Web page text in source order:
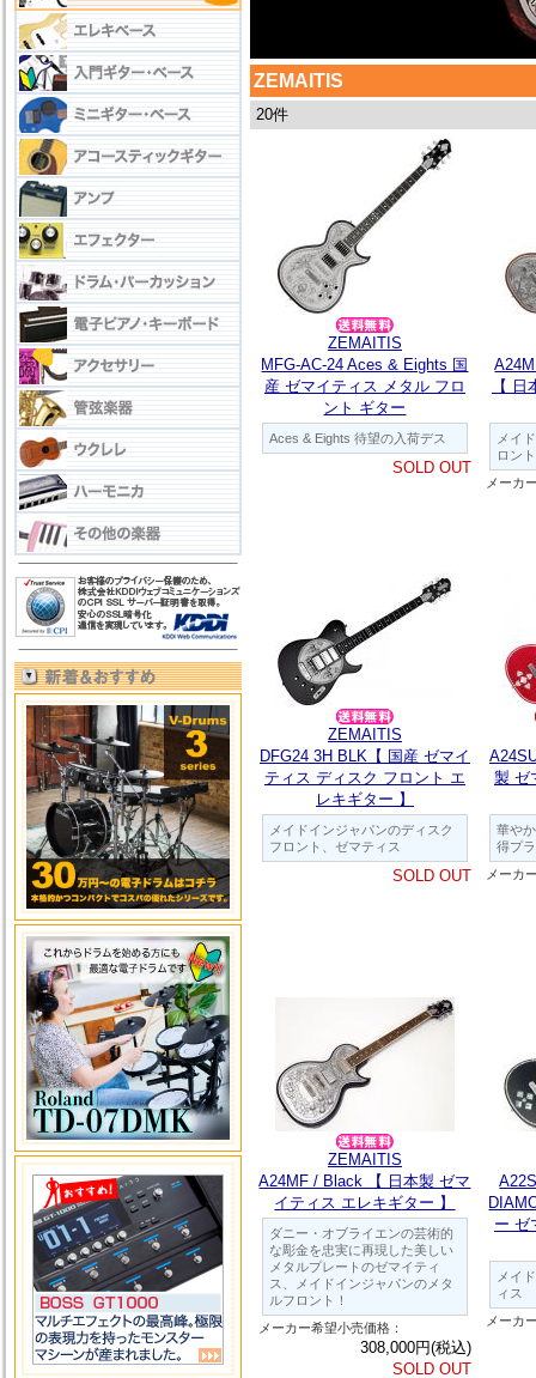
ZEMAITIS
20件
ZEMAITIS
MFG-AC-24 Aces & Eights 国
産 ゼマイティス メタル フロ
ント ギター
Aces & Eights 待望の入荷デス
SOLD OUT
【
メイ
ロン
メーカ
ZEMAITIS
DFG24 3H BLK【 国産 ゼマイ
ティス ディスク フロント エ
レキギター 】
メイドインジャパンのディスク
フロント、ゼマティス
SOLD OUT
製 ゼ
華や
得プ
メーカ
ZEMAITIS
A24MF / Black 【 日本製 ゼマ
イティス エレキギター 】
ダニー・オブライエンの芸術的
な彫金を忠実に再現した美しい
メタルプレートのゼマイティ
ス、メイドインジャパンのメタ
ルフロント！
メーカー希望小売価格：
308,000円(税込)
SOLD OUT
ー ゼ
メイ
ィス
メーカ